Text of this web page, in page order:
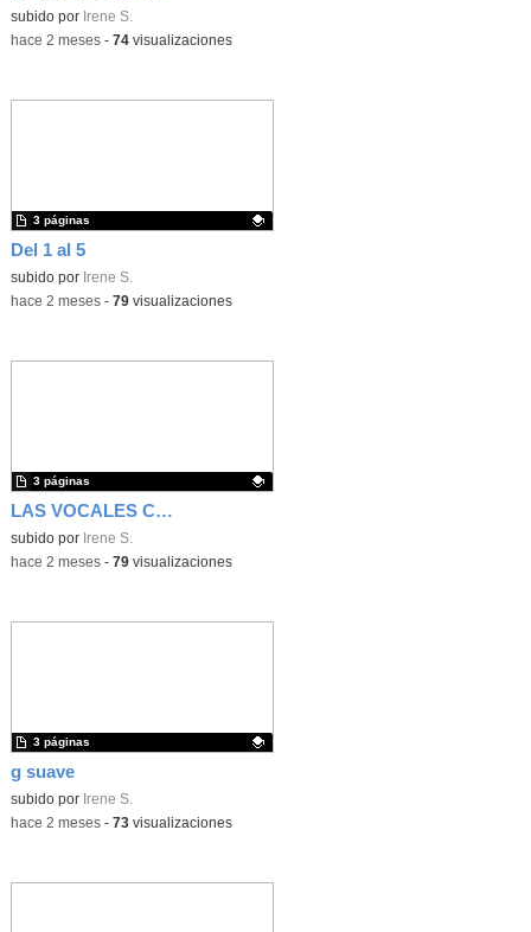
Contenido educativo.
subido por Irene S.
-hace 2 meses- 74visualizaciones
Del 1 al 5
Contenido educativo.
subido por Irene S.
3 páginas
-hace 2 meses- 79visualizaciones
LAS VOCALES CON TALE-BOT
Contenido educativo.
subido por Irene S.
3 páginas
-hace 2 meses- 79visualizaciones
g suave
Contenido educativo.
subido por Irene S.
3 páginas
-hace 2 meses- 73visualizaciones